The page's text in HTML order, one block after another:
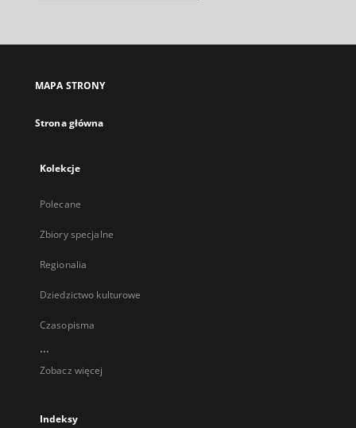
MAPA STRONY
Strona główna
Kolekcje
Polecane
Zbiory specjalne
Regionalia
Dziedzictwo kulturowe
Czasopisma
...
Zobacz więcej
Indeksy